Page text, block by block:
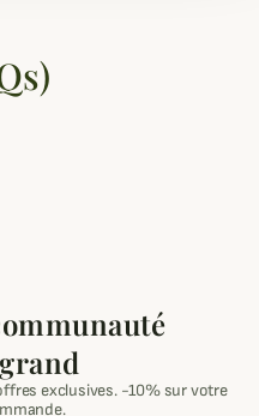
exclusives. -10% sur votre